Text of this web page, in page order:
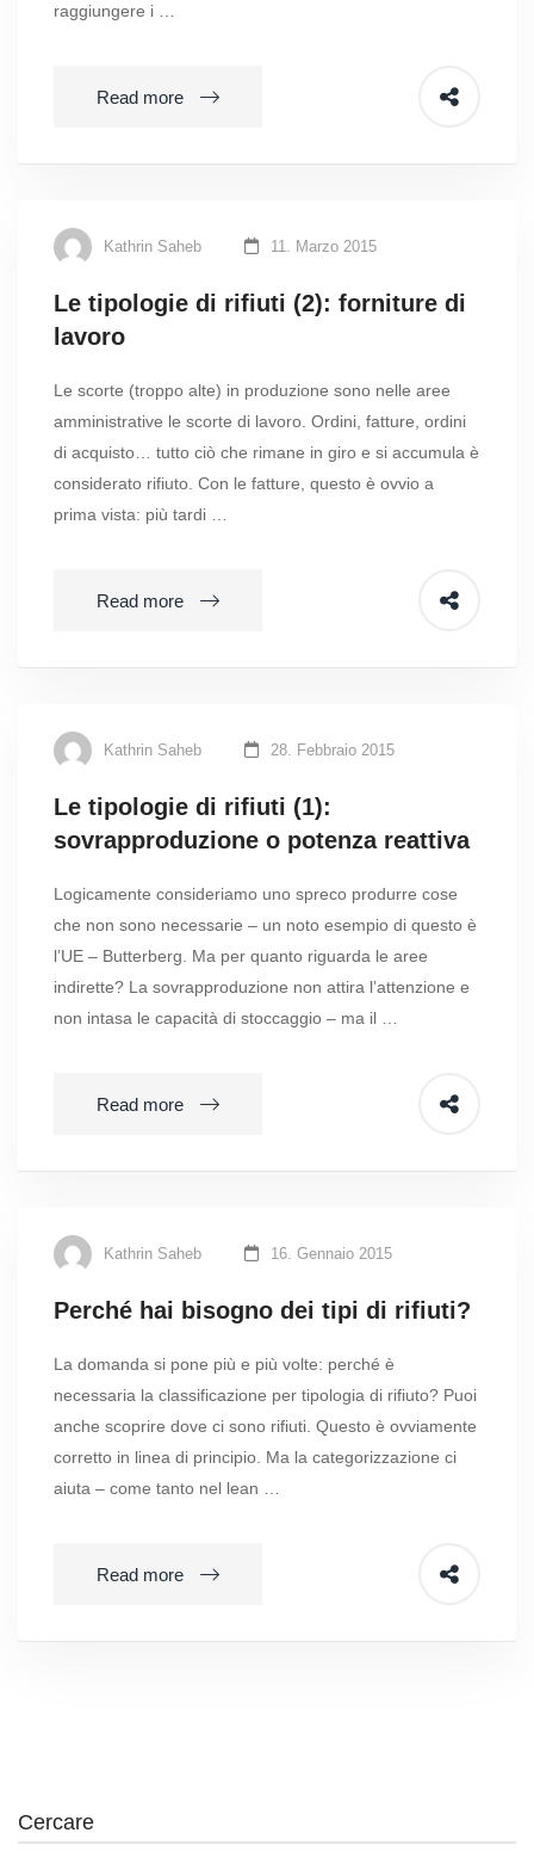
raggiungere i …
Read more
Kathrin Saheb 11. Marzo 2015
Le tipologie di rifiuti (2): forniture di
lavoro
Le scorte (troppo alte) in produzione sono nelle aree
amministrative le scorte di lavoro. Ordini, fatture, ordini
di acquisto… tutto ciò che rimane in giro e si accumula è
considerato rifiuto. Con le fatture, questo è ovvio a
prima vista: più tardi …
Read more
Kathrin Saheb 28. Febbraio 2015
Le tipologie di rifiuti (1):
sovrapproduzione o potenza reattiva
Logicamente consideriamo uno spreco produrre cose
che non sono necessarie – un noto esempio di questo è
l’UE – Butterberg. Ma per quanto riguarda le aree
indirette? La sovrapproduzione non attira l’attenzione e
non intasa le capacità di stoccaggio – ma il …
Read more
Kathrin Saheb 16. Gennaio 2015
Perché hai bisogno dei tipi di rifiuti?
La domanda si pone più e più volte: perché è
necessaria la classificazione per tipologia di rifiuto? Puoi
anche scoprire dove ci sono rifiuti. Questo è ovviamente
corretto in linea di principio. Ma la categorizzazione ci
aiuta – come tanto nel lean …
Read more
Cercare